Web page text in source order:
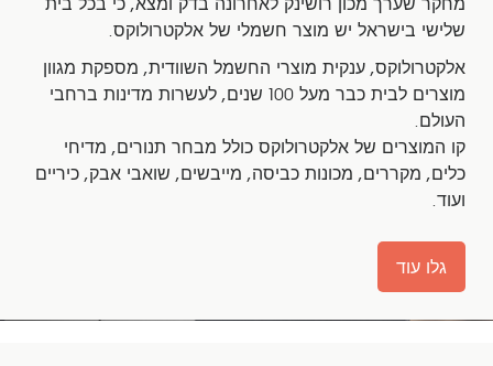
שלישי בישראל יש מוצר חשמלי של אלקטרולוקס.
אלקטרולוקס, ענקית מוצרי החשמל השוודית, מספקת מגוון
מוצרים לבית כבר מעל 100 שנים, לעשרות מדינות ברחבי
העולם.
קו המוצרים של אלקטרולוקס כולל מבחר תנורים, מדיחי
כלים, מקררים, מכונות כביסה, מייבשים, שואבי אבק, כיריים
ועוד.
גלו עוד